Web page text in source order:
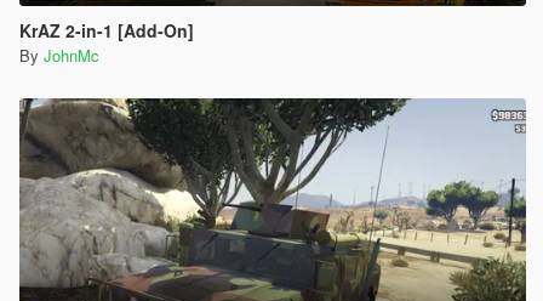
KrAZ 2-in-1 [Add-On]
By JohnMc